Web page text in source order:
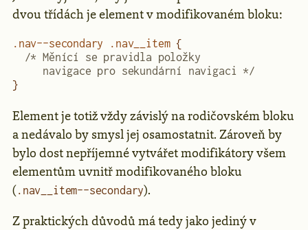
dvou třídách je element v modifikovaném bloku:
.nav--secondary .nav__item {
  /* Měnící se pravidla položky
     navigace pro sekundární navigaci */
}
Element je totiž vždy závislý na rodičovském bloku
a nedávalo by smysl jej osamostatnit. Zároveň by
bylo dost nepříjemné vytvářet modifikátory všem
elementům uvnitř modifikovaného bloku
( .nav__item--secondary).
Z praktických důvodů má tedy jako jediný v